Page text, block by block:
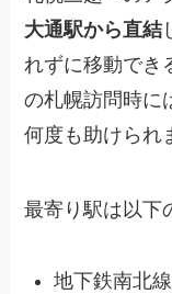
大通駅から直結
れずに移動でき
の札幌訪問時に
何度も助けられ
最寄り駅は以下
地下鉄南北